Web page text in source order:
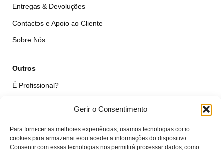
Gerir o Consentimento
Para fornecer as melhores experiências, usamos tecnologias como
cookies para armazenar e/ou aceder a informações do dispositivo.
Consentir com essas tecnologias nos permitirá processar dados, como
Entregas & Devoluções
Contactos e Apoio ao Cliente
Sobre Nós
Outros
É Profissional?
Qualidade das Peças